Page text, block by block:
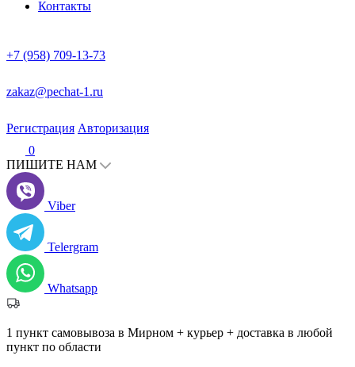
Контакты
+7 (958) 709-13-73
zakaz@pechat-1.ru
Регистрация Авторизация
0
ПИШИТЕ НАМ
Viber
Telergram
Whatsapp
1 пункт самовывоза в Мирном + курьер + доставка в любой
пункт по области